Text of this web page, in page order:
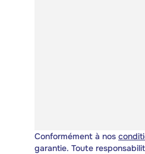
Conformément à nos
garantie. Toute